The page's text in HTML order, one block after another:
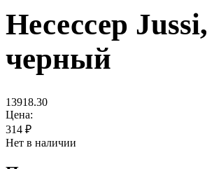
Несессер Jussi,
черный
13918.30
Цена:
314 ₽
Нет в наличии